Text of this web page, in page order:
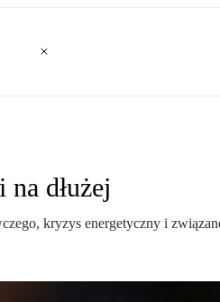
dłużej
kryzys energetyczny i